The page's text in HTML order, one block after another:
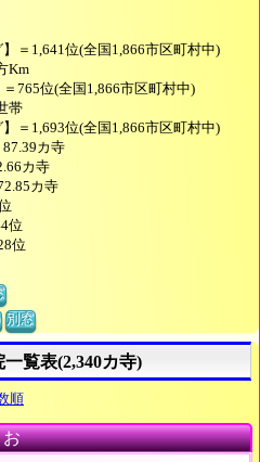
＝1,641位(全国1,866市区町村中)
Km
765位(全国1,866市区町村中)
帯
＝1,693位(全国1,866市区町村中)
87.39カ寺
カ寺
カ寺
位
位
別窓
覧表(2,340カ寺)
順
お